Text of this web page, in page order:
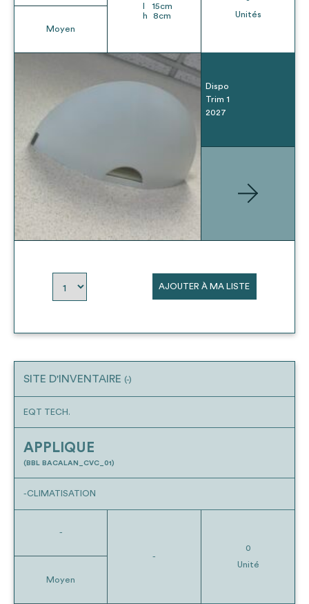
Moyen
15cm
h
8cm
Unités
Dispo
Trim 1
2027
AJOUTER À MA LISTE
SITE D'INVENTAIRE (-)
EQT TECH.
APPLIQUE
(BBL BACALAN_CVC_01)
-CLIMATISATION
-
Moyen
-
0
Unité